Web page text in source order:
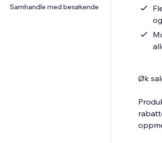
Samhandle med besøkende
Øk